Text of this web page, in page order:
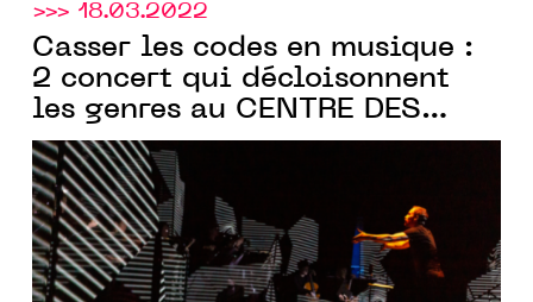
>>> 18.03.2022
Casser les codes en musique :
2 concert qui décloisonnent
les genres au CENTRE DES
ARTS D'ENGHIEN, LES 26 mars
et 8 avril 2022